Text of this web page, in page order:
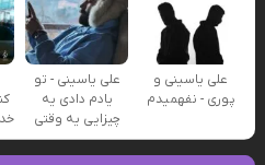
علی یاسینی و
پوری - نفهمیدم
علی یاسینی - تو
یادم دادی یه
چیزایی یه وقتی